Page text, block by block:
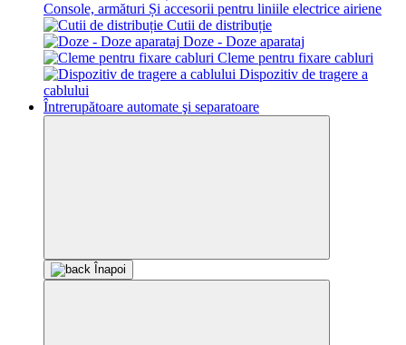
Console, armături Și accesorii pentru liniile electrice airiene
Cutii de distribuție
Doze - Doze aparataj
Cleme pentru fixare cabluri
Dispozitiv de tragere a
cablului
Întrerupătoare automate şi separatoare
Înapoi